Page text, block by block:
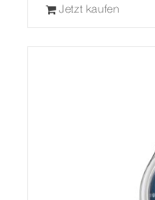
Jetzt kaufen